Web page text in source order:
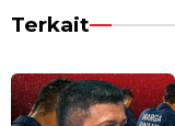
Terkait